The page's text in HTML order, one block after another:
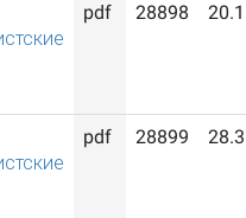
pdf 28898 20.1
pdf 28899 28.3